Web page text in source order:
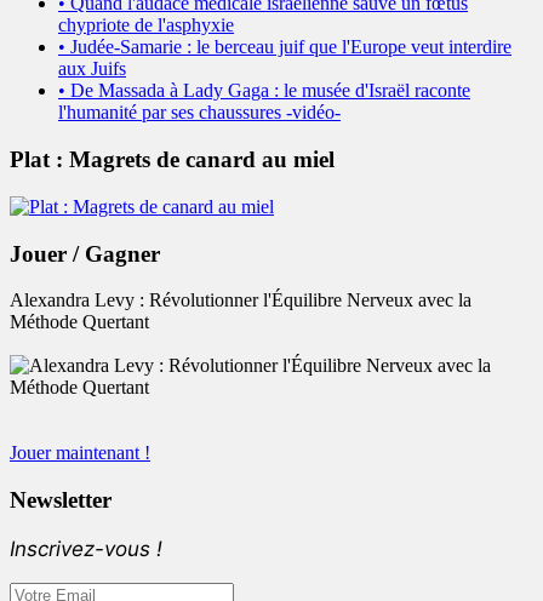
chypriote de l'asphyxie
• Judée-Samarie : le berceau juif que l'Europe veut interdire
aux Juifs
• De Massada à Lady Gaga : le musée d'Israël raconte
l'humanité par ses chaussures -vidéo-
Plat : Magrets de canard au miel
Jouer / Gagner
Alexandra Levy : Révolutionner l'Équilibre Nerveux avec la
Méthode Quertant
Jouer maintenant !
Newsletter
Inscrivez-vous !